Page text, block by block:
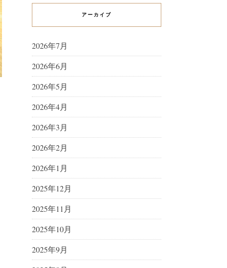
アーカイブ
2026年7月
2026年6月
2026年5月
2026年4月
2026年3月
2026年2月
2026年1月
2025年12月
2025年11月
2025年10月
2025年9月